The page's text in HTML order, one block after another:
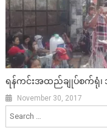
ရန်ကင်းအထည်ချုပ်စက်ရုံ
November 30, 2017